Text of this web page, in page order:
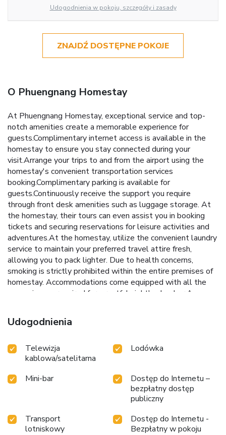
Udogodnienia w pokoju, szczegóły i zasady
ZNAJDŹ DOSTĘPNE POKOJE
O Phuengnang Homestay
At Phuengnang Homestay, exceptional service and top-
notch amenities create a memorable experience for
guests.Complimentary internet access is available in the
homestay to ensure you stay connected during your
visit.Arrange your trips to and from the airport using the
homestay's convenient transportation services
booking.Complimentary parking is available for
guests.Continuously receive the support you require
through front desk amenities such as luggage storage. At
the homestay, their tours can even assist you in booking
tickets and securing reservations for leisure activities and
adventures.At the homestay, utilize the convenient laundry
service to maintain your preferred travel attire fresh,
allowing you to pack lighter. Due to health concerns,
smoking is strictly prohibited within the entire premises of
homestay. Accommodations come equipped with all the
conveniences required for a restful night's slumber.A
furnished with air conditioning to cater to your needs and
comfort. A few accommodations at Phuengnang Homestay
terrace.A few chosen rooms are equipped with television,
in-room video streaming and cable TV to ensure guest
access to a refrigerator, bottled water and mini bar. At
Phuengnang Homestay, guests can take pleasure in the
delightful recreational amenities provided for their
entertainment. Conclude your days in complete tranquility
by visiting the massage situated precisely at the homestay.
Udogodnienia
Telewizja
kablowa/satelitarna
Lodówka
Mini-bar
Dostęp do Internetu –
bezpłatny dostęp
publiczny
Transport
lotniskowy
Dostęp do Internetu -
Bezpłatny w pokoju